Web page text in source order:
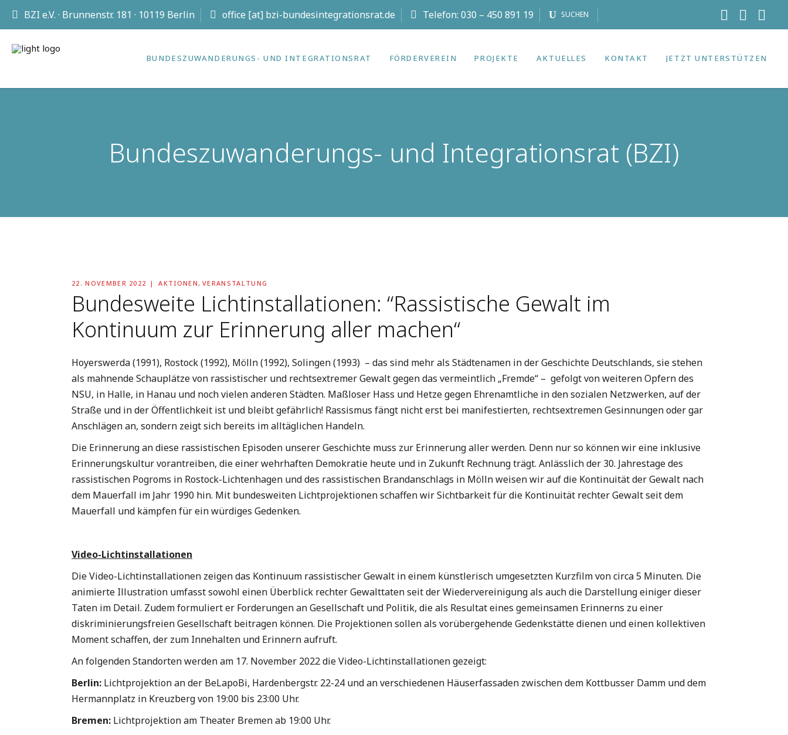
BZI e.V. · Brunnenstr. 181 · 10119 Berlin office [at] bzi-bundesintegrationsrat.de Telefon: 030 – 450 891 19 SUCHEN
BUNDES­ZUWANDERUNGS- UND INTEGRATIONS­RAT FÖRDERVEREIN PROJEKTE AKTUELLES KONTAKT JETZT UNTERSTÜTZEN
Bundeszuwanderungs- und Integrationsrat (BZI)
22. NOVEMBER 2022 AKTIONEN,VERANSTALTUNG
Bundesweite Lichtinstallationen: “Rassistische Gewalt im
Kontinuum zur Erinnerung aller machen“
Hoyerswerda (1991), Rostock (1992), Mölln (1992), Solingen (1993) – das sind mehr als Städtenamen in der Geschichte Deutschlands, sie stehen
als mahnende Schauplätze von rassistischer und rechtsextremer Gewalt gegen das vermeintlich „Fremde“ – gefolgt von weiteren Opfern des
NSU, in Halle, in Hanau und noch vielen anderen Städten. Maßloser Hass und Hetze gegen Ehrenamtliche in den sozialen Netzwerken, auf der
Straße und in der Öffentlichkeit ist und bleibt gefährlich! Rassismus fängt nicht erst bei manifestierten, rechtsextremen Gesinnungen oder gar
Anschlägen an, sondern zeigt sich bereits im alltäglichen Handeln.
Die Erinnerung an diese rassistischen Episoden unserer Geschichte muss zur Erinnerung aller werden. Denn nur so können wir eine inklusive
Erinnerungskultur vorantreiben, die einer wehrhaften Demokratie heute und in Zukunft Rechnung trägt. Anlässlich der 30. Jahrestage des
rassistischen Pogroms in Rostock-Lichtenhagen und des rassistischen Brandanschlags in Mölln weisen wir auf die Kontinuität der Gewalt nach
dem Mauerfall im Jahr 1990 hin. Mit bundesweiten Lichtprojektionen schaffen wir Sichtbarkeit für die Kontinuität rechter Gewalt seit dem
Mauerfall und kämpfen für ein würdiges Gedenken.
Video-Lichtinstallationen
Die Video-Lichtinstallationen zeigen das Kontinuum rassistischer Gewalt in einem künstlerisch umgesetzten Kurzfilm von circa 5 Minuten. Die
animierte Illustration umfasst sowohl einen Überblick rechter Gewalttaten seit der Wiedervereinigung als auch die Darstellung einiger dieser
Taten im Detail. Zudem formuliert er Forderungen an Gesellschaft und Politik, die als Resultat eines gemeinsamen Erinnerns zu einer
diskriminierungsfreien Gesellschaft beitragen können. Die Projektionen sollen als vorübergehende Gedenkstätte dienen und einen kollektiven
Moment schaffen, der zum Innehalten und Erinnern aufruft.
An folgenden Standorten werden am 17. November 2022 die Video-Lichtinstallationen gezeigt:
Berlin: Lichtprojektion an der BeLapoBi, Hardenbergstr. 22-24 und an verschiedenen Häuserfassaden zwischen dem Kottbusser Damm und dem
Hermannplatz in Kreuzberg von 19:00 bis 23:00 Uhr.
Bremen: Lichtprojektion am Theater Bremen ab 19:00 Uhr.